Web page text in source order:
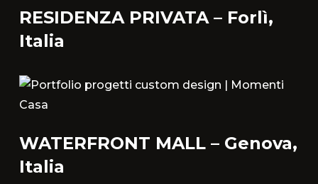
RESIDENZA PRIVATA – Forlì,
Italia
WATERFRONT MALL – Genova,
Italia